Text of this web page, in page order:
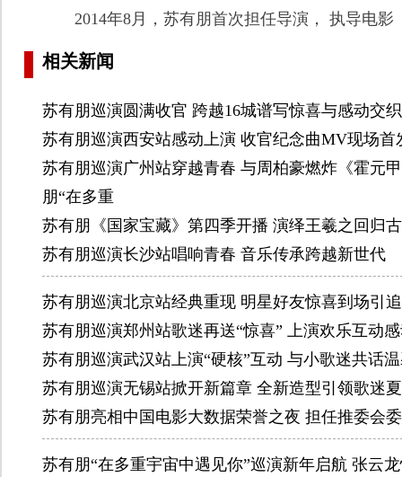
2014年8月，苏有朋首次担任导演， 执导电影
相关新闻
苏有朋巡演圆满收官 跨越16城谱写惊喜与感动交
苏有朋巡演西安站感动上演 收官纪念曲MV现场首
苏有朋巡演广州站穿越青春 与周柏豪燃炸《霍元
朋“在多重
苏有朋《国家宝藏》第四季开播 演绎王羲之回归
苏有朋巡演长沙站唱响青春 音乐传承跨越新世代
苏有朋巡演北京站经典重现 明星好友惊喜到场引
苏有朋巡演郑州站歌迷再送“惊喜” 上演欢乐互动
苏有朋巡演武汉站上演“硬核”互动 与小歌迷共话
苏有朋巡演无锡站掀开新篇章 全新造型引领歌迷
苏有朋亮相中国电影大数据荣誉之夜 担任推委会
苏有朋“在多重宇宙中遇见你”巡演新年启航 张云